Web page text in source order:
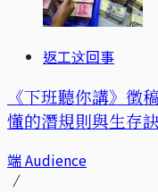
返工这回事
《下班聽你講》徵
懂的潛規則與生存
端 Audience